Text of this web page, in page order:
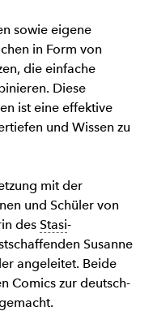
sowie eigene
in Form von
die einfache
Diese
ist eine effektive
und Wissen zu
mit der
und Schüler von
des Stasi-
Susanne
angeleitet. Beide
Comics zur deutsch-